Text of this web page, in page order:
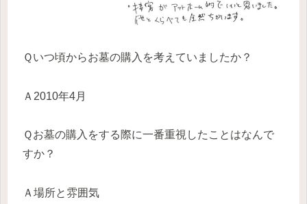
Ｑいつ頃からお墓の購入を考えていましたか？
Ａ2010年4月
Ｑお墓の購入をする際に一番重視したことはなんで
すか？
Ａ場所と雰囲気